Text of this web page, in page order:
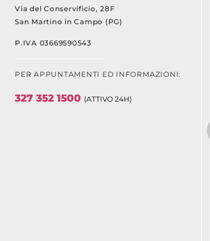
Via del Conservificio, 28F
San Martino in Campo (PG)
P.IVA 03669590543
PER APPUNTAMENTI ED INFORMAZIONI:
327 352 1500 (ATTIVO 24H)